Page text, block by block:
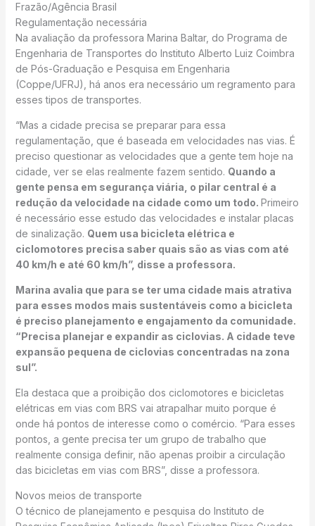
Frazão/Agência Brasil
Regulamentação necessária
Na avaliação da professora Marina Baltar, do Programa de
Engenharia de Transportes do Instituto Alberto Luiz Coimbra
de Pós-Graduação e Pesquisa em Engenharia
(Coppe/UFRJ), há anos era necessário um regramento para
esses tipos de transportes.
“Mas a cidade precisa se preparar para essa
regulamentação, que é baseada em velocidades nas vias. É
preciso questionar as velocidades que a gente tem hoje na
cidade, ver se elas realmente fazem sentido. Quando a
gente pensa em segurança viária, o pilar central é a
redução da velocidade na cidade como um todo. Primeiro
é necessário esse estudo das velocidades e instalar placas
de sinalização. Quem usa bicicleta elétrica e
ciclomotores precisa saber quais são as vias com até
40 km/h e até 60 km/h”, disse a professora.
Marina avalia que para se ter uma cidade mais atrativa
para esses modos mais sustentáveis como a bicicleta
é preciso planejamento e engajamento da comunidade.
“Precisa planejar e expandir as ciclovias. A cidade teve
expansão pequena de ciclovias concentradas na zona
sul”.
Ela destaca que a proibição dos ciclomotores e bicicletas
elétricas em vias com BRS vai atrapalhar muito porque é
onde há pontos de interesse como o comércio. “Para esses
pontos, a gente precisa ter um grupo de trabalho que
realmente consiga definir, não apenas proibir a circulação
das bicicletas em vias com BRS”, disse a professora.
Novos meios de transporte
O técnico de planejamento e pesquisa do Instituto de